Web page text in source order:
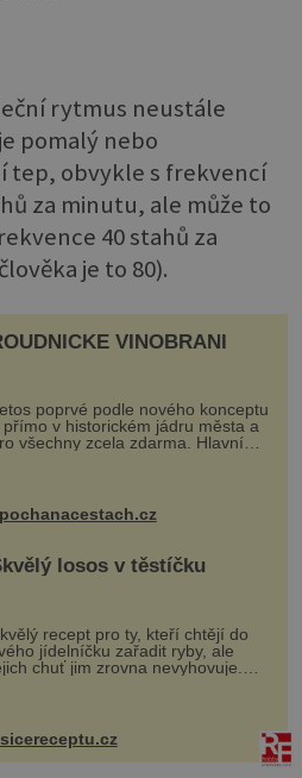
rytmus neustále
pomalý nebo
tep, obvykle s frekvencí
za minutu, ale může to
40 stahů za
je to 80).
VINOBRANÍ
poprvé podle nového konceptu
přímo v historickém jádru města a
všechny zcela zdarma. Hlavní
se odehraje na Karlově a
těšit na víno, burčák, pes...
losos v těstíčku
recept pro ty, kteří chtějí do
jídelníčku zařadit ryby, ale
chuť jim zrovna nevyhovuje.
je samozřejmě taky ryba, ale v
případě si na to nikdo ani
Ingredienc...